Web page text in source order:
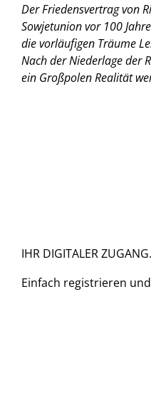
Der Friedensvertrag von
Sowjetunion vor 100
die vorläufigen Träume
Nach der Niederlage der
ein Großpolen Realität
IHR DIGITALER ZUGANG.
Einfach registrieren und